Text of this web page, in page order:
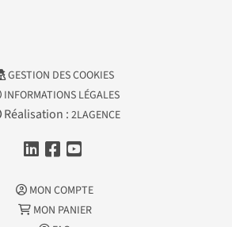
GESTION DES COOKIES
INFORMATIONS LÉGALES
Réalisation : 2LAGENCE
MON COMPTE
MON PANIER